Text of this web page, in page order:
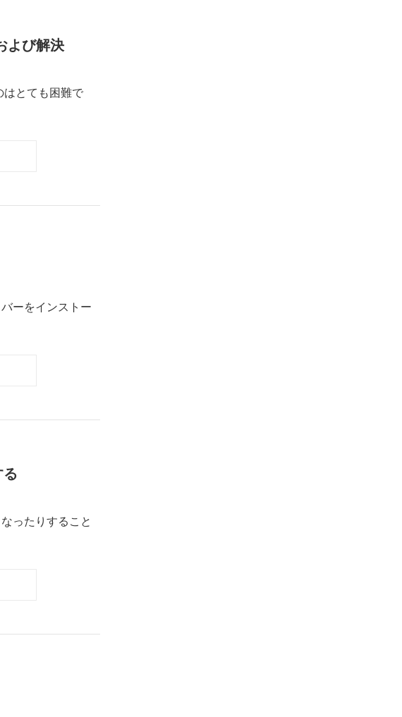
よび解決
とても困難で
ーをインストー
ったりすること